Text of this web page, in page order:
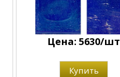
Цена: 5630/шт
Купить